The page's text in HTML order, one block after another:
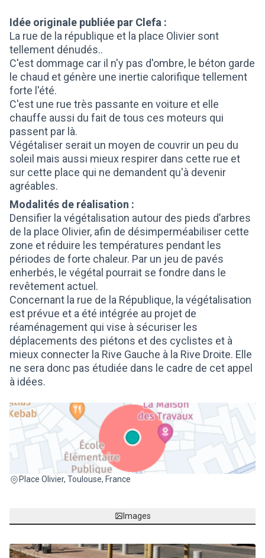
Idée originale publiée par Clefa :
La rue de la république et la place Olivier sont
tellement dénudés..
C'est dommage car il n'y pas d'ombre, le béton garde
le chaud et génère une inertie calorifique tellement
forte l'été.
C'est une rue très passante en voiture et elle
chauffe aussi du fait de tous ces moteurs qui
passent par là.
Végétaliser serait un moyen de couvrir un peu du
soleil mais aussi mieux respirer dans cette rue et
sur cette place qui ne demandent qu'à devenir
agréables.
Modalités de réalisation :
Densifier la végétalisation autour des pieds d’arbres
de la place Olivier, afin de désimperméabiliser cette
zone et réduire les températures pendant les
périodes de forte chaleur. Par un jeu de pavés
enherbés, le végétal pourrait se fondre dans le
revêtement actuel.
Concernant la rue de la République, la végétalisation
est prévue et a été intégrée au projet de
réaménagement qui vise à sécuriser les
déplacements des piétons et des cyclistes et à
mieux connecter la Rive Gauche à la Rive Droite. Elle
ne sera donc pas étudiée dans le cadre de cet appel
à idées.
Place Olivier, Toulouse, France
(Lien externe)
Images